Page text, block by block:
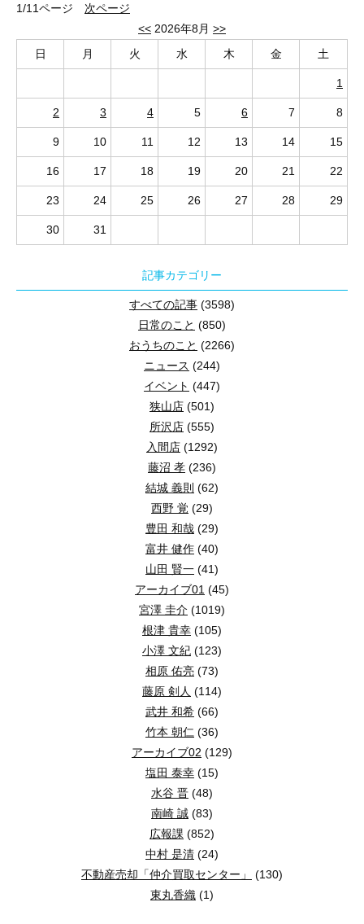
<< 2026年8月 >>
日
月 火 水 木 金 土
1
2 3 4 5 6 7 8
9 10 11 12 13 14 15
16 17 18 19 20 21 22
23 24 25 26 27 28 29
30 31
記事カテゴリー
すべての記事 (3598)
日常のこと (850)
おうちのこと (2266)
ニュース (244)
イベント (447)
狭山店 (501)
所沢店 (555)
入間店 (1292)
藤沼 孝 (236)
結城 義則 (62)
西野 覚 (29)
豊田 和哉 (29)
富井 健作 (40)
山田 賢一 (41)
アーカイブ01 (45)
宮澤 圭介 (1019)
根津 貴幸 (105)
小澤 文紀 (123)
相原 佑亮 (73)
藤原 剣人 (114)
武井 和希 (66)
竹本 朝仁 (36)
アーカイブ02 (129)
塩田 泰幸 (15)
水谷 晋 (48)
南崎 誠 (83)
広報課 (852)
中村 是清 (24)
不動産売却「仲介買取センター」
(130)
東丸香織 (1)
入間店へのお問い合わせ▶0120-944-230
入間店へのお問い合わせ▶0120-944-230
昨今、はっきりとした四季を、感じにくくなってますが、
それぞれの季節を楽しみたいと思います。
0120-944-230
まで。
お待ちしております。
入間店へのお問い合わせ▶0120-944-230
以前から行ってみたかった、
屏風ヶ浦に行ってきました。
天気はあいにく曇り
掲示板によりますと、
銚子の辺りは、陸地（島？）だったようですね。
1/11ページ 次ページ